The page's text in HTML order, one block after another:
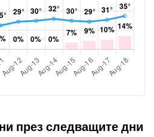
през следващите дни